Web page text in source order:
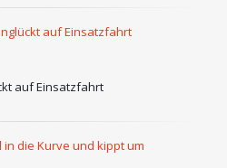
auf Einsatzfahrt